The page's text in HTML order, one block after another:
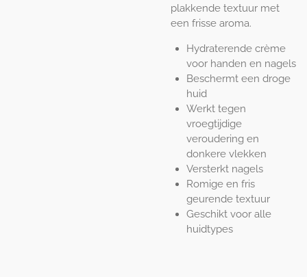
plakkende textuur met
een frisse aroma.
Hydraterende crème
voor handen en nagels
Beschermt een droge
huid
Werkt tegen
vroegtijdige
veroudering en
donkere vlekken
Versterkt nagels
Romige en fris
geurende textuur
Geschikt voor alle
huidtypes